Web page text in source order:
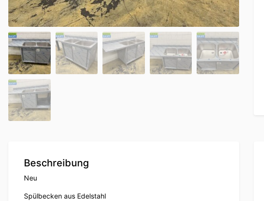
Beschreibung
Neu
Spülbecken aus Edelstahl